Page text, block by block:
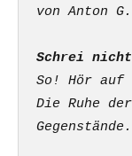
Schrei nicht
So! Hör auf
Die Ruhe der
Gegenstände.